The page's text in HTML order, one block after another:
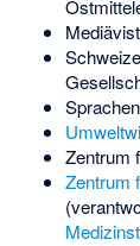
Zentrum
Zentrum